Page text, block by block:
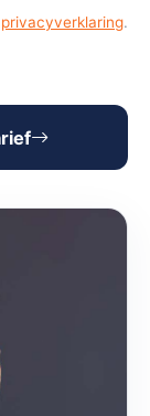
privacyverklaring.